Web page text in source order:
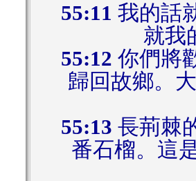
55:11 我的話
就我
55:12 你們將
歸回故鄉。
55:13 長荊棘
番石榴。這